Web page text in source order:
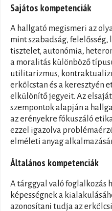
Sajátos kompetenciák
A hallgató megismeri az
mint szabadság,
tisztelet, autonómia,
a moralitás különböző
utilitarizmus,
erkölcstan és a keresztyén
elkülönítő jegyeit. Az
szempontok alapján a
az erényekre fókuszáló
ezzel igazolva
elméleti anyag
Általános kompetenciák
A tárggyal való foglalkozás
képességnek a
azonosítani tudja az